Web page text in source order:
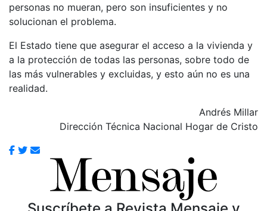
personas no mueran, pero son insuficientes y no
solucionan el problema.
El Estado tiene que asegurar el acceso a la vivienda y
a la protección de todas las personas, sobre todo de
las más vulnerables y excluidas, y esto aún no es una
realidad.
Andrés Millar
Dirección Técnica Nacional Hogar de Cristo